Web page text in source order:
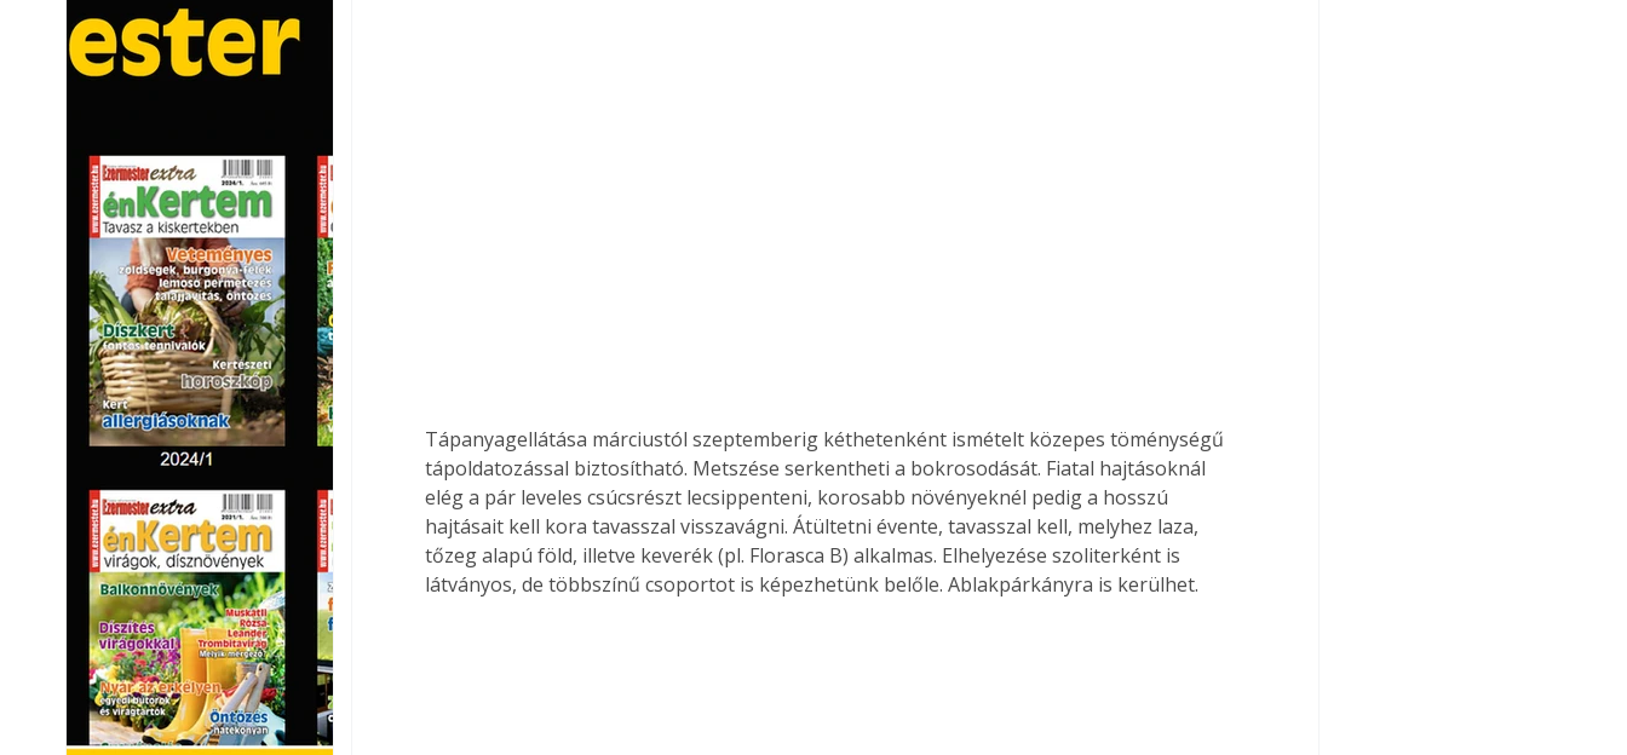
Utóérik eközben, de nem lesz
olyan ízű, mint amit a saját
kertünkben, biológiai
tárolható h
Tápanyagellátása márciustól szeptemberig kéthetenként ismételt közepes töménységű
tápoldatozással biztosítható. Metszése serkentheti a bokrosodását. Fiatal hajtásoknál
elég a pár leveles csúcsrészt lecsippenteni, korosabb növényeknél pedig a hosszú
hajtásait kell kora tavasszal visszavágni. Átültetni évente, tavasszal kell, melyhez laza,
tőzeg alapú föld, illetve keverék (pl. Florasca B) alkalmas. Elhelyezése szoliterként is
látványos, de többszínű csoportot is képezhetünk belőle. Ablakpárkányra is kerülhet.